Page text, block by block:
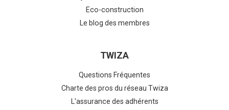
Eco-construction
Le blog des membres
TWIZA
Questions Fréquentes
Charte des pros du réseau Twiza
L'assurance des adhérents